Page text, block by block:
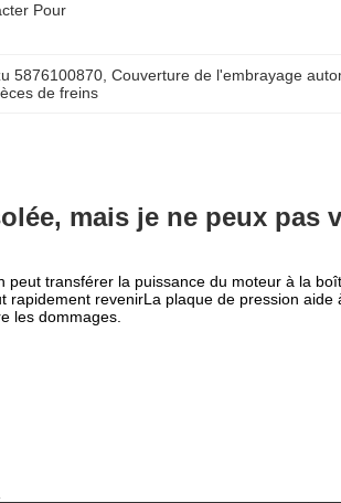
Pour
5876100870 , Couverture de l'embrayage
de freins
mais je ne peux pas
transférer la puissance du moteur à la
revenirLa plaque de pression aide
les dommages.